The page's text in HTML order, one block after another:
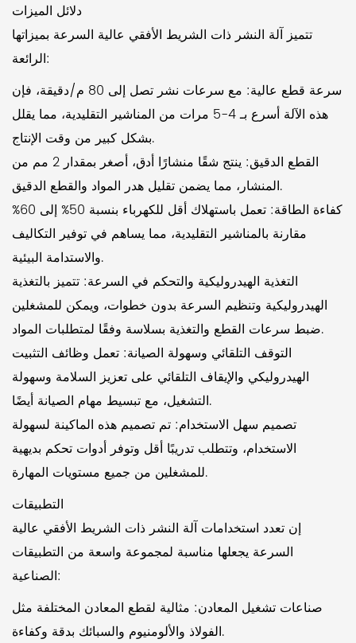
دلائل الميزات
تتميز آلة النشر ذات الشريط الأفقي عالية السرعة بميزاتها
الرائعة:
سرعة قطع عالية: مع سرعات نشر تصل إلى 80 م/دقيقة، فإن
هذه الآلة أسرع بـ 4-5 مرات من المناشير التقليدية، مما يقلل
بشكل كبير من وقت الإنتاج.
القطع الدقيق: ينتج شقًا منشارًا أدق، أصغر بمقدار 2 مم من
المنشار، مما يضمن تقليل هدر المواد والقطع الدقيق.
كفاءة الطاقة: تعمل باستهلاك أقل للكهرباء بنسبة 50% إلى 60%
مقارنة بالمناشير التقليدية، مما يساهم في توفير التكاليف
والاستدامة البيئية.
التغذية الهيدروليكية والتحكم في السرعة: تتميز بالتغذية
الهيدروليكية وتنظيم السرعة بدون خطوات، ويمكن للمشغلين
ضبط سرعات القطع والتغذية بسلاسة وفقًا لمتطلبات المواد.
التوقف التلقائي وسهولة الصيانة: تعمل وظائف التثبيت
الهيدروليكي والإيقاف التلقائي على تعزيز السلامة وسهولة
التشغيل، مع تبسيط مهام الصيانة أيضًا.
تصميم سهل الاستخدام: تم تصميم هذه الماكينة لسهولة
الاستخدام، وتتطلب تدريبًا أقل وتوفر أدوات تحكم بديهية
للمشغلين من جميع مستويات المهارة.
التطبيقات
إن تعدد استخدامات آلة النشر ذات الشريط الأفقي عالية
السرعة يجعلها مناسبة لمجموعة واسعة من التطبيقات
الصناعية:
صناعات تشغيل المعادن: مثالية لقطع المعادن المختلفة مثل
الفولاذ والألومنيوم والسبائك بدقة وكفاءة.